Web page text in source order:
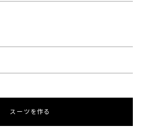
スーツを作る